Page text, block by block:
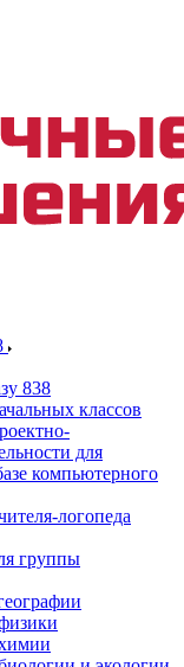
838
классов
для
компьютерного
логопеда
группы